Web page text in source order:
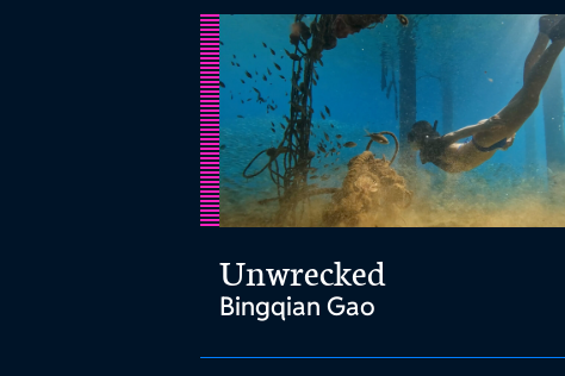
Unwrecked
Bingqian Gao